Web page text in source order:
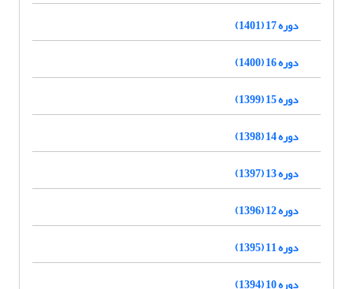
دوره 17 (1401)
دوره 16 (1400)
دوره 15 (1399)
دوره 14 (1398)
دوره 13 (1397)
دوره 12 (1396)
دوره 11 (1395)
دوره 10 (1394)